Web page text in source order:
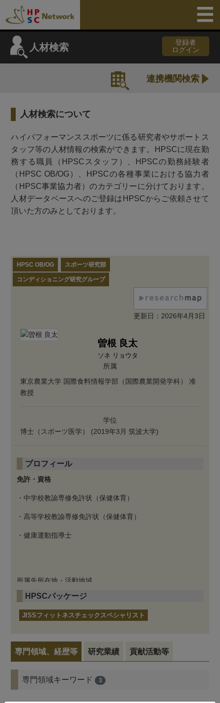
人材検索
登録者
ログイン
連携機関検索
人材検索について
ハイパフォーマンススポーツに係る研究者やサポートス
タッフ等の人材情報の検索ができます。HPSCに現在勤
務する職員（HPSCスタッフ）、HPSCの勤務経験者
（HPSC OB/OG）、HPSCの各種事業における協力者
（HPSC事業協力者）のカテゴリーに分けております。
人材データベースへのご登録はHPSCからご依頼させて
頂いた方のみとしております。
HPSC OB/OG スポーツ研究部
コンディショニング研究グループ
更新日：2026年4月3日
曽根 良太
ソネ リョウタ
所属
東京農業大学 国際食料情報学部（国際農業開発学科） 准
教授
学位
博士（スポーツ医学） (2019年3月 筑波大学)
プロフィール
免許・資格
・中学校教諭専修免許状（保健体育）
・高等学校教諭専修免許状（保健体育）
・健康運動指導士
所属先所在地・活動地域
東京都
HPSCパッケージ
JISSフィットネスチェックスペシャリスト
専門領域、経歴等 研究業績 貢献活動等
専門領域キーワード 3